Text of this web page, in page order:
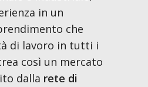
in un
che
di lavoro in tutti i
così un mercato
dalla rete di